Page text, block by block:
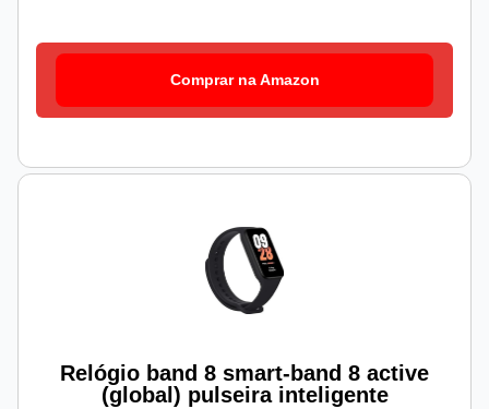
Comprar na Amazon
Relógio band 8 smart-band 8 active
(global) pulseira inteligente